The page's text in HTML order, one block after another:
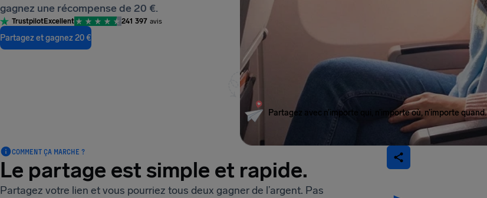
gagnez une récompense de 20 €.
Partagez et gagnez 20 €
TrustpilotExcellent 241 397 avis
Partagez avec n’importe qui, n’importe où, n’importe quand.
COMMENT ÇA MARCHE ?
Le partage est simple et rapide.
Partagez votre lien et vous pourriez tous deux gagner de l’argent. Pas